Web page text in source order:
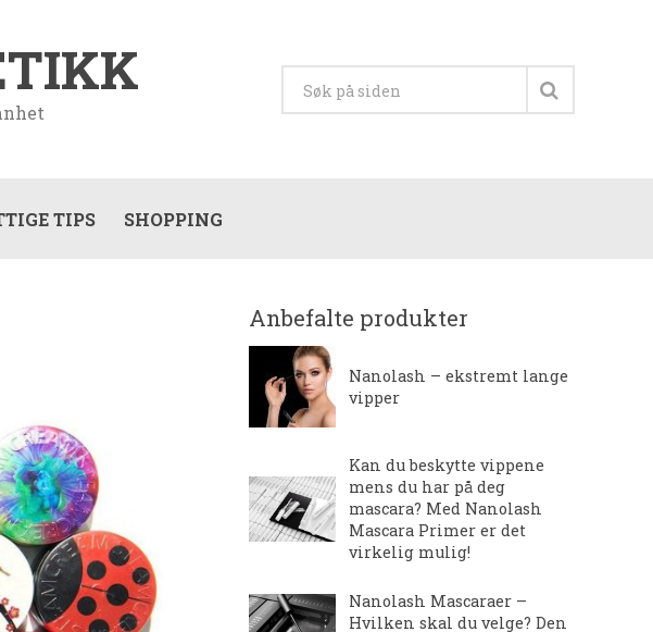
TIPS SHOPPING
Anbefalte produkter
Nanolash – ekstremt lange
vipper
Kan du beskytte vippene
mens du har på deg
mascara? Med Nanolash
Mascara Primer er det
virkelig mulig!
Nanolash Mascaraer –
Hvilken skal du velge? Den